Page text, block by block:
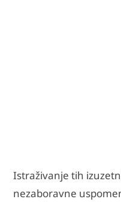
Istraživanje tih
nezaboravne